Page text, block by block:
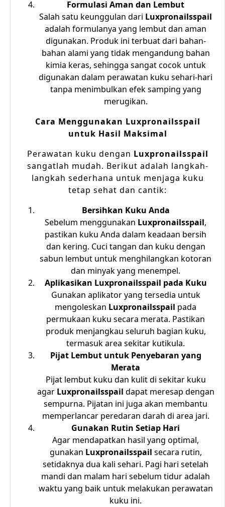
Formulasi Aman dan Lembut
Salah satu keunggulan dari Luxpronailsspail
adalah formulanya yang lembut dan aman
digunakan. Produk ini terbuat dari bahan-
bahan alami yang tidak mengandung bahan
kimia keras, sehingga sangat cocok untuk
digunakan dalam perawatan kuku sehari-hari
tanpa menimbulkan efek samping yang
merugikan.
Cara Menggunakan Luxpronailsspail
untuk Hasil Maksimal
Perawatan kuku dengan Luxpronailsspail
sangatlah mudah. Berikut adalah langkah-
langkah sederhana untuk menjaga kuku
tetap sehat dan cantik:
Bersihkan Kuku Anda
Sebelum menggunakan Luxpronailsspail,
pastikan kuku Anda dalam keadaan bersih
dan kering. Cuci tangan dan kuku dengan
sabun lembut untuk menghilangkan kotoran
dan minyak yang menempel.
Aplikasikan Luxpronailsspail pada Kuku
Gunakan aplikator yang tersedia untuk
mengoleskan Luxpronailsspail pada
permukaan kuku secara merata. Pastikan
produk menjangkau seluruh bagian kuku,
termasuk area sekitar kutikula.
Pijat Lembut untuk Penyebaran yang
Merata
Pijat lembut kuku dan kulit di sekitar kuku
agar Luxpronailsspail dapat meresap dengan
sempurna. Pijatan ini juga akan membantu
memperlancar peredaran darah di area jari.
Gunakan Rutin Setiap Hari
Agar mendapatkan hasil yang optimal,
gunakan Luxpronailsspail secara rutin,
setidaknya dua kali sehari. Pagi hari setelah
mandi dan malam hari sebelum tidur adalah
waktu yang baik untuk melakukan perawatan
kuku ini.